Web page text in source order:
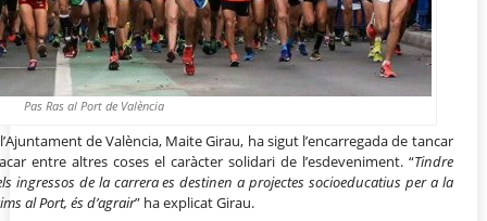
Pas Ras al Port de València
de València, Maite Girau, ha sigut l’encarregada de tancar
entre altres coses el caràcter solidari de l’esdeveniment. “Tindre
ingressos de la carrera es destinen a projectes socioeducatius per a la
al Port, és d’agrair” ha explicat Girau.